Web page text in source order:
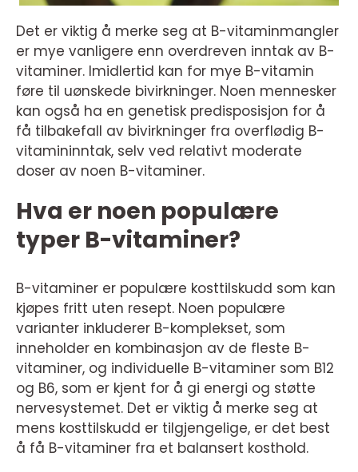
Det er viktig å merke seg at B-vitaminmangler
er mye vanligere enn overdreven inntak av B-
vitaminer. Imidlertid kan for mye B-vitamin
føre til uønskede bivirkninger. Noen mennesker
kan også ha en genetisk predisposisjon for å
få tilbakefall av bivirkninger fra overflødig B-
vitamininntak, selv ved relativt moderate
doser av noen B-vitaminer.
Hva er noen populære
typer B-vitaminer?
B-vitaminer er populære kosttilskudd som kan
kjøpes fritt uten resept. Noen populære
varianter inkluderer B-komplekset, som
inneholder en kombinasjon av de fleste B-
vitaminer, og individuelle B-vitaminer som B12
og B6, som er kjent for å gi energi og støtte
nervesystemet. Det er viktig å merke seg at
mens kosttilskudd er tilgjengelige, er det best
å få B-vitaminer fra et balansert kosthold.